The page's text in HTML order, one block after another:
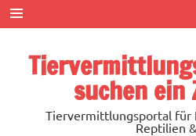
Zum
Inhalt
springen
suchen ein
Tiervermittlungsportal für
Reptilien